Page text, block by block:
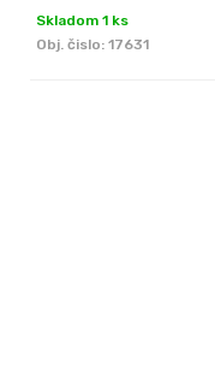
Skladom 1 ks
Obj. čislo: 17631